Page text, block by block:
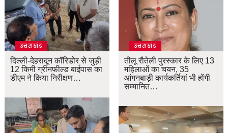
उत्तराखंड
दिल्ली-देहरादून कॉरिडोर से जुड़ी
12 किमी ग्रीनफील्ड बाईपास का
डीएम ने किया निरीक्षण…
उत्तराखंड
तीलू रौतेली पुरस्कार के लिए 13
महिलाओं का चयन, 35
आंगनबाड़ी कार्यकर्तियां भी होंगी
सम्मानित…